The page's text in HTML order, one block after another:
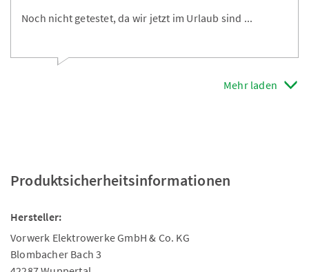
Noch nicht getestet, da wir jetzt im Urlaub sind ...
Mehr laden
Produktsicherheitsinformationen
Hersteller:
Vorwerk Elektrowerke GmbH & Co. KG
Blombacher Bach 3